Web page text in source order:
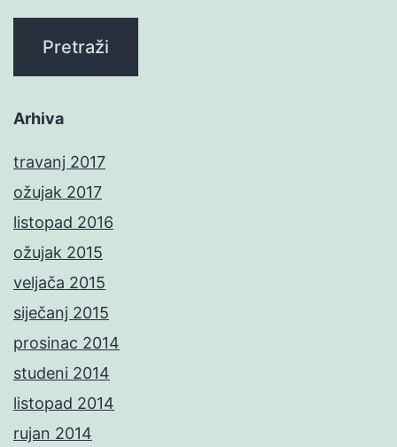
Arhiva
travanj 2017
ožujak 2017
listopad 2016
ožujak 2015
veljača 2015
siječanj 2015
prosinac 2014
studeni 2014
listopad 2014
rujan 2014